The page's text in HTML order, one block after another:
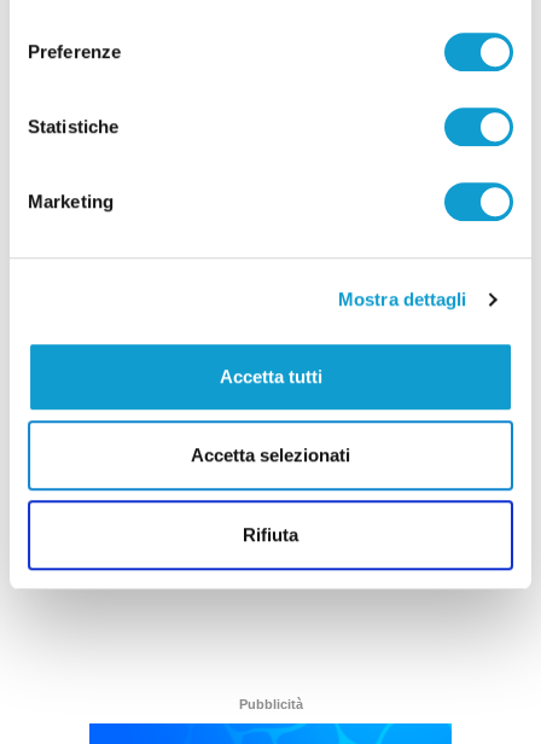
Preferenze
Statistiche
Marketing
Mostra dettagli
Accetta tutti
Accetta selezionati
Rifiuta
Fabriano - Gola della Rossa, tre persone
di Gloria Caioni
Pubblicità